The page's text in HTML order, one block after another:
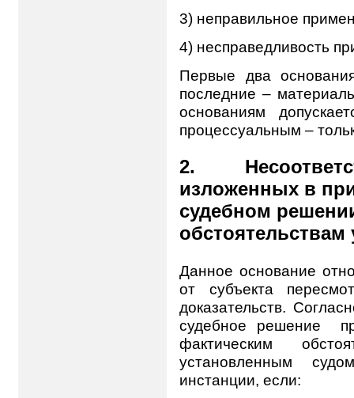
3) неправильное
4) несправедливость
Первые два
последние –
основаниям
процессуальным –
2.
изложенных в
судебном
обстоятельствам
Данное основание
от субъекта
доказательств.
судебное решение
фактическим
установленным
инстанции, если: